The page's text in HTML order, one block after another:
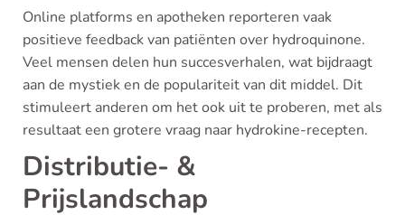
Online platforms en apotheken reporteren vaak
positieve feedback van patiënten over hydroquinone.
Veel mensen delen hun succesverhalen, wat bijdraagt
aan de mystiek en de populariteit van dit middel. Dit
stimuleert anderen om het ook uit te proberen, met als
resultaat een grotere vraag naar hydrokine-recepten.
Distributie- &
Prijslandschap